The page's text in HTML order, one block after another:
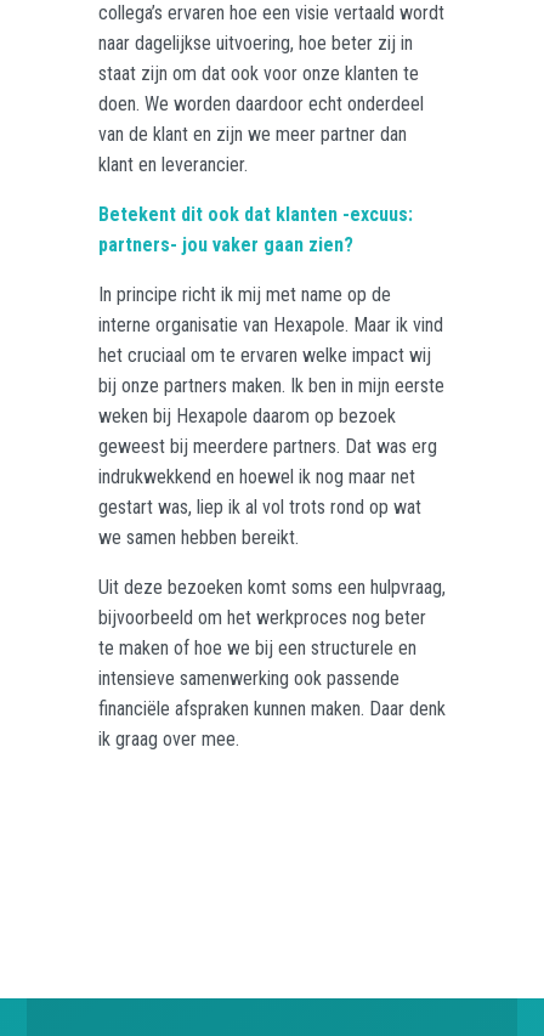
collega’s ervaren hoe een visie vertaald wordt
naar dagelijkse uitvoering, hoe beter zij in
staat zijn om dat ook voor onze klanten te
doen. We worden daardoor echt onderdeel
van de klant en zijn we meer partner dan
klant en leverancier.
Betekent dit ook dat klanten -excuus:
partners- jou vaker gaan zien?
In principe richt ik mij met name op de
interne organisatie van Hexapole. Maar ik vind
het cruciaal om te ervaren welke impact wij
bij onze partners maken. Ik ben in mijn eerste
weken bij Hexapole daarom op bezoek
geweest bij meerdere partners. Dat was erg
indrukwekkend en hoewel ik nog maar net
gestart was, liep ik al vol trots rond op wat
we samen hebben bereikt.
Uit deze bezoeken komt soms een hulpvraag,
bijvoorbeeld om het werkproces nog beter
te maken of hoe we bij een structurele en
intensieve samenwerking ook passende
financiële afspraken kunnen maken. Daar denk
ik graag over mee.